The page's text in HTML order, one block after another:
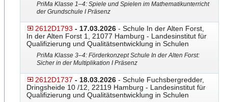
PriMa Klasse 1–4: Spiele und Spielen im Mathematikunterricht
der Grundschule I Präsenz
2612D1793 - 17.03.2026 - Schule In der Alten Forst,
In der Alten Forst 1, 21077 Hamburg - Landesinstitut für
Qualifizierung und Qualitätsentwicklung in Schulen
PriMa Klasse 3–4: Förderkonzept Schule In der Alten Forst:
Sicher in der Multiplikation I Präsenz
2612D1737 - 18.03.2026 - Schule Fuchsbergredder,
Dringsheide 10 /12, 22119 Hamburg - Landesinstitut für
Qualifizierung und Qualitätsentwicklung in Schulen